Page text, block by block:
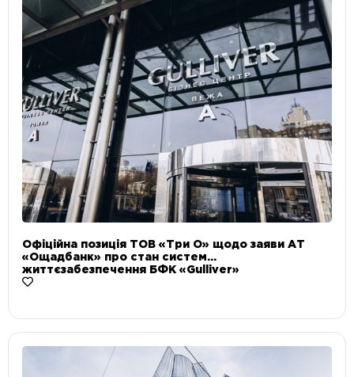
Офіційна позиція ТОВ «Три О» щодо заяви АТ
«Ощадбанк» про стан систем
життєзабезпечення БФК «Gulliver»